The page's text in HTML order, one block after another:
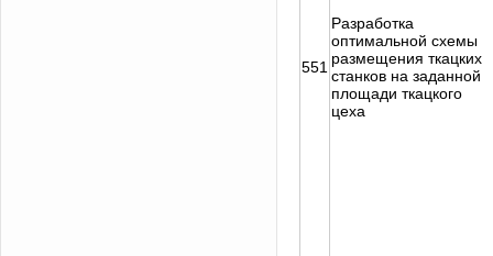
551
Разработка
оптимальной схемы
размещения ткацких
станков на заданной
площади ткацкого
цеха